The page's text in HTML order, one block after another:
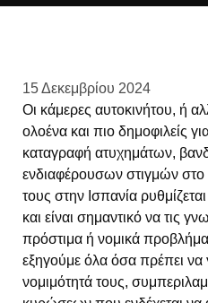
15 Δεκεμβρίου 2024
Οι κάμερες αυτοκινήτου, ή
ολοένα και πιο δημοφιλείς
καταγραφή ατυχημάτων,
ενδιαφέρουσων στιγμών
τους στην Ισπανία
και είναι σημαντικό να τις
πρόστιμα ή νομικά
εξηγούμε όλα όσα πρέπει να
νομιμότητά τους,